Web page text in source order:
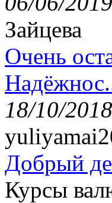
Зайцева
Очень
18/10/2018
Добрый
Курсы